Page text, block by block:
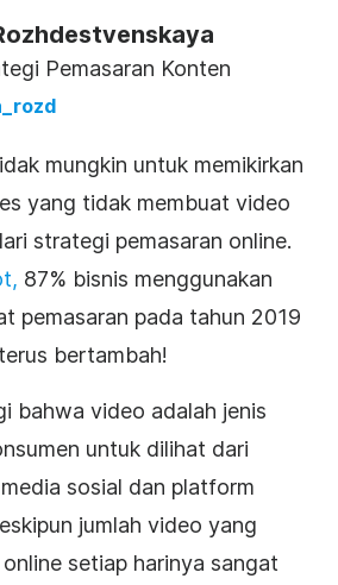
Pemasaran Konten
mungkin untuk memikirkan
yang tidak membuat video
strategi pemasaran online.
87% bisnis menggunakan
pemasaran pada tahun 2019
bertambah!
bahwa video adalah jenis
untuk dilihat dari
media sosial dan platform
jumlah video yang
setiap harinya sangat